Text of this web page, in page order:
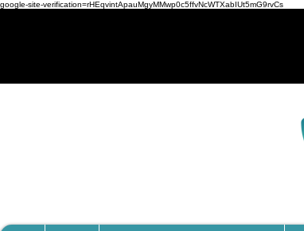
google-site-verification=rHEqvintApauMgyMMwp0c5ffvNcWTXabIUt5mG9rvCs
JETZT NEU!